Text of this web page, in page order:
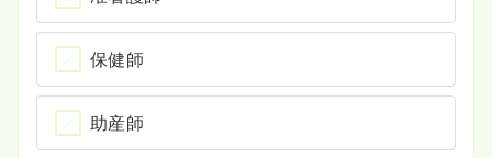
保健師
助産師